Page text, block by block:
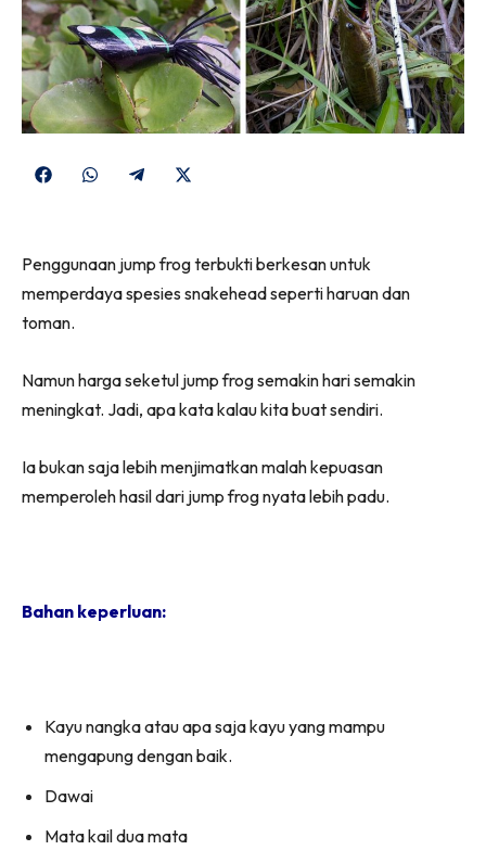
Share
Share
Share
(Twitter)
Penggunaan jump frog terbukti berkesan untuk
memperdaya spesies snakehead seperti haruan dan
toman.
Namun harga seketul jump frog semakin hari semakin
meningkat. Jadi, apa kata kalau kita buat sendiri.
Ia bukan saja lebih menjimatkan malah kepuasan
memperoleh hasil dari jump frog nyata lebih padu.
Bahan keperluan:
Kayu nangka atau apa saja kayu yang mampu
mengapung dengan baik.
Dawai
Mata kail dua mata